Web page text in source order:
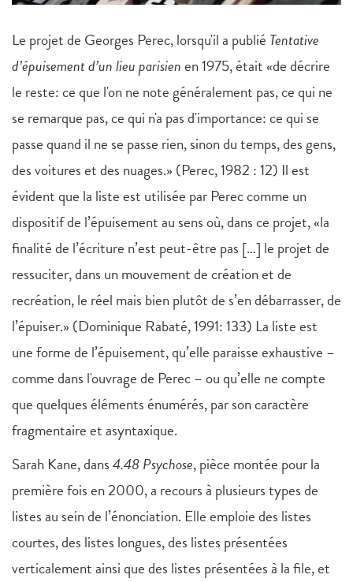
Le projet de Georges Perec, lorsqu'il a publié Tentative
d’épuisement d’un lieu parisienen 1975, était «de décrire
le reste: ce que l'on ne note généralement pas, ce qui ne
se remarque pas, ce qui n'a pas d'importance: ce qui se
passe quand il ne se passe rien, sinon du temps, des gens,
des voitures et des nuages.» (Perec, 1982 : 12) Il est
évident que la liste est utilisée par Perec comme un
dispositif de l’épuisement au sens où, dans ce projet, «la
finalité de l’écriture n’est peut-être pas […] le projet de
ressuciter, dans un mouvement de création et de
recréation, le réel mais bien plutôt de s’en débarrasser, de
l’épuiser.» (Dominique Rabaté, 1991: 133) La liste est
une forme de l’épuisement, qu’elle paraisse exhaustive –
comme dans l'ouvrage de Perec – ou qu’elle ne compte
que quelques éléments énumérés, par son caractère
fragmentaire et asyntaxique.
Sarah Kane, dans4.48 Psychose, pièce montée pour la
première fois en 2000, a recours à plusieurs types de
listes au sein de l’énonciation. Elle emploie des listes
courtes, des listes longues, des listes présentées
verticalement ainsi que des listes présentées à la file, et